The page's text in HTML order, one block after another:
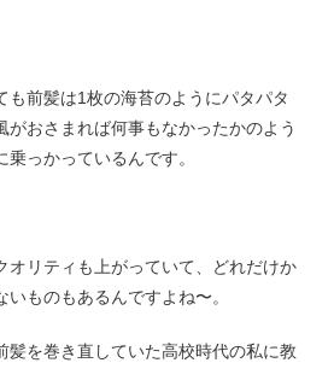
も前髪は1枚の海苔のようにパタパタ
がおさまれば何事もなかったかのよう
っかっているんです。
オリティも上がっていて、どれだけか
ものもあるんですよね〜。
髪を巻き直していた高校時代の私に教